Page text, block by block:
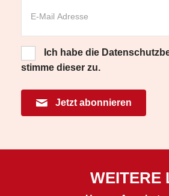
Ich habe die
stimme dieser zu.
Jetzt abonnieren
WEITERE